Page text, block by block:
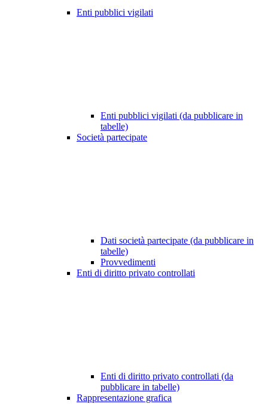
Enti pubblici vigilati
Enti pubblici vigilati (da pubblicare in
tabelle)
Società partecipate
Dati società partecipate (da pubblicare in
tabelle)
Provvedimenti
Enti di diritto privato controllati
Enti di diritto privato controllati (da
pubblicare in tabelle)
Rappresentazione grafica